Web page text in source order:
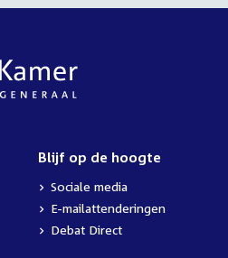
Blijf op de hoogte
Sociale media
E-mailattenderingen
Debat Direct